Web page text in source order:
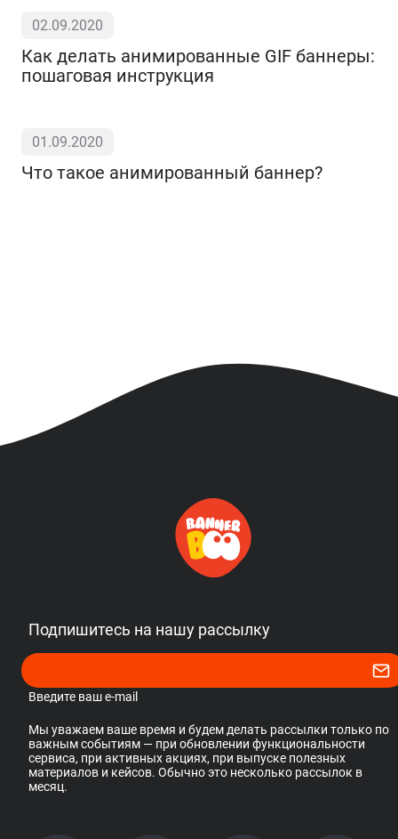
02.09.2020
Как делать анимированные GIF баннеры:
пошаговая инструкция
01.09.2020
Что такое анимированный баннер?
Подпишитесь на нашу рассылку
Введите ваш e-mail
Мы уважаем ваше время и будем делать рассылки только по
важным событиям — при обновлении функциональности
сервиса, при активных акциях, при выпуске полезных
материалов и кейсов. Обычно это несколько рассылок в
месяц.